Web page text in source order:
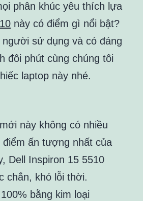
phân khúc yêu thích lựa
này có điểm gì nổi bật?
sử dụng và có đáng
đôi phút cùng chúng tôi
laptop này nhé.
này không có nhiều
ấn tượng nhất của
Dell Inspiron 15 5510
chắn, khó lỗi thời.
bằng kim loại